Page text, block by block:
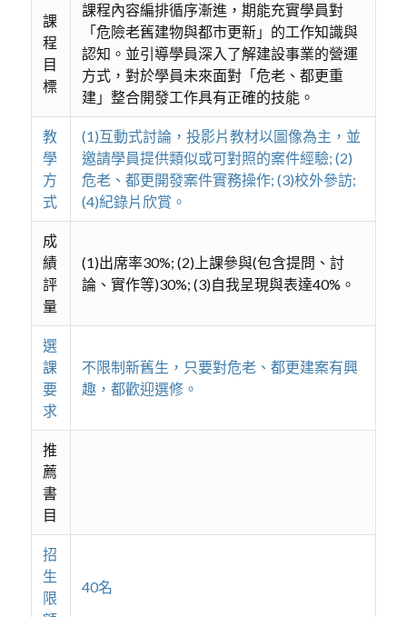
課
程
目
標
課程內容編排循序漸進，期能充實學員對
「危險老舊建物與都市更新」的工作知識與
認知。並引導學員深入了解建設事業的營運
方式，對於學員未來面對「危老、都更重
建」整合開發工作具有正確的技能。
教
學
方
式
(1)互動式討論，投影片教材以圖像為主，並
邀請學員提供類似或可對照的案件經驗; (2)
危老、都更開發案件實務操作; (3)校外參訪;
(4)紀錄片欣賞。
成
績
評
量
(1)出席率30%; (2)上課參與(包含提問、討
論、實作等)30%; (3)自我呈現與表達40%。
選
課
要
求
不限制新舊生，只要對危老、都更建案有興
趣，都歡迎選修。
推
薦
書
目
招
生
限
40名